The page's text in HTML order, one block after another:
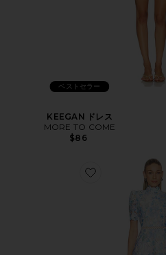
ベストセラー
KEEGAN ドレス
MORE TO COME
$86